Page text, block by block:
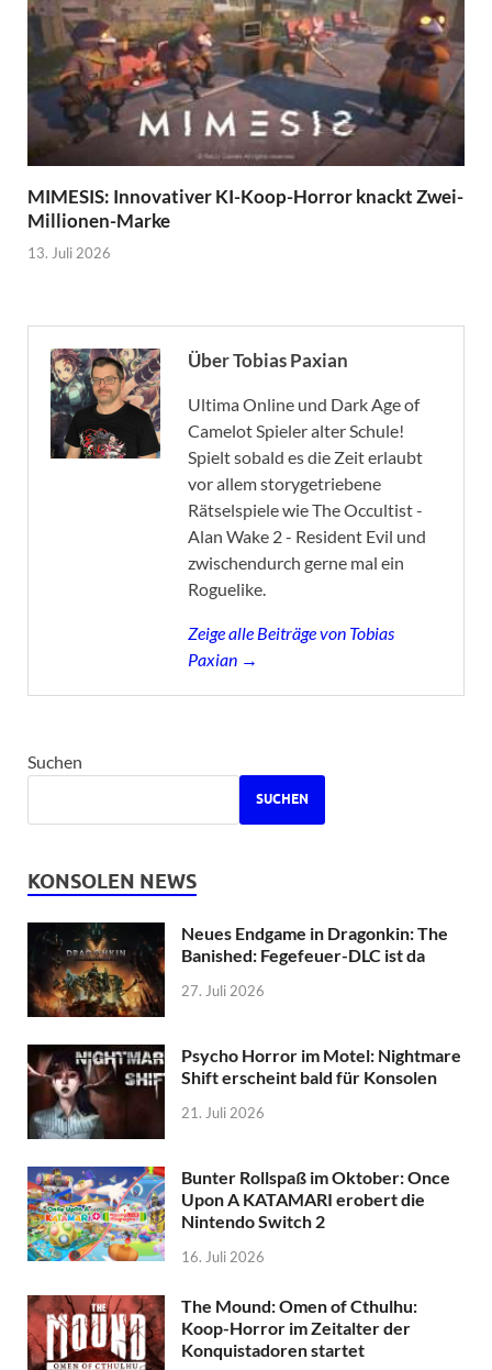
MIMESIS: Innovativer KI-Koop-Horror knackt Zwei-
Millionen-Marke
13. Juli 2026
Über Tobias Paxian
Ultima Online und Dark Age of
Camelot Spieler alter Schule!
Spielt sobald es die Zeit erlaubt
vor allem storygetriebene
Rätselspiele wie The Occultist -
Alan Wake 2 - Resident Evil und
zwischendurch gerne mal ein
Roguelike.
Zeige alle Beiträge von Tobias
Paxian →
Suchen
SUCHEN
KONSOLEN NEWS
Neues Endgame in Dragonkin: The
Banished: Fegefeuer-DLC ist da
27. Juli 2026
Psycho Horror im Motel: Nightmare
Shift erscheint bald für Konsolen
21. Juli 2026
Bunter Rollspaß im Oktober: Once
Upon A KATAMARI erobert die
Nintendo Switch 2
16. Juli 2026
The Mound: Omen of Cthulhu:
Koop-Horror im Zeitalter der
Konquistadoren startet